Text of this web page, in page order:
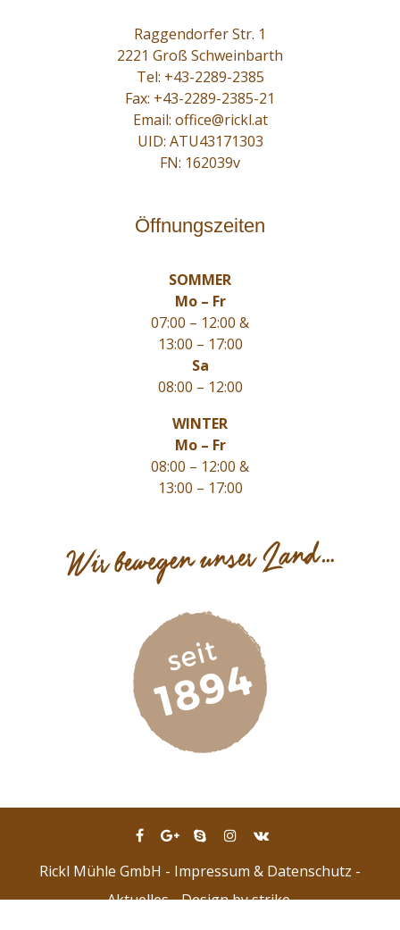
Raggendorfer Str. 1
2221 Groß Schweinbarth
Tel: +43-2289-2385
Fax: +43-2289-2385-21
Email: office@rickl.at
UID: ATU43171303
FN: 162039v
Öffnungszeiten
SOMMER
Mo – Fr
07:00 – 12:00 &
13:00 – 17:00
Sa
08:00 – 12:00
WINTER
Mo – Fr
08:00 – 12:00 &
13:00 – 17:00
Rickl Mühle GmbH - Impressum & Datenschutz -
Aktuelles- Design bystrike.